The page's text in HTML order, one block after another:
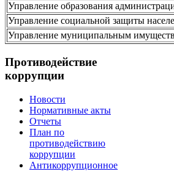
Управление образования
Управление социальной защиты
Управление муниципальным
Противодействие
коррупции
Новости
Нормативные акты
Отчеты
План по
противодействию
коррупции
Антикоррупционное